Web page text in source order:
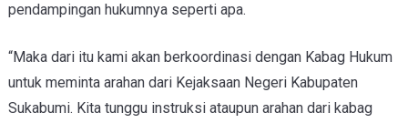
pendampingan hukumnya seperti apa.
“Maka dari itu kami akan berkoordinasi dengan Kabag Hukum
untuk meminta arahan dari Kejaksaan Negeri Kabupaten
Sukabumi. Kita tunggu instruksi ataupun arahan dari kabag